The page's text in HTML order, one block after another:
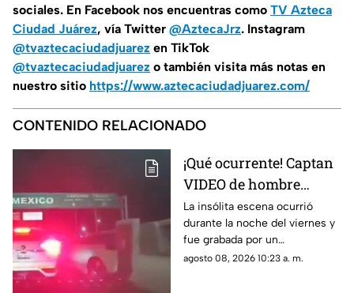
sociales. En Facebook nos encuentras como TV Azteca
Ciudad Juárez, vía Twitter @AztecaJrz. Instagram
@tvaztecaciudadjuarez en TikTok
@tvaztecaciudadjuarez o también visita más notas en
nuestro sitio https://www.aztecaciudadjuarez.com/
CONTENIDO RELACIONADO
¡Qué ocurrente! Captan
VIDEO de hombre
gateando sobre el
puente libre para
intentar cruzar a
Estados Unidos
La insólita escena ocurrió
durante la noche del viernes y
fue grabada por un
automovilista que transitaba
agosto 08, 2026 10:23 a. m.